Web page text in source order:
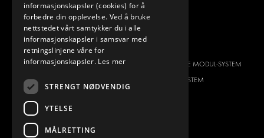
FLÅTESTYRING
SERVICE CENTER
BILTYPE
CITROËN
DACIA
FIAT
FORD
HYUNDAI
HVORFOR VELGE MODUL-SYSTEM
OM MODUL-SYSTEM
informasjonskapsler (cookies) for å
forbedre din opplevelse. Ved å bruke
nettstedet vårt samtykker du i alle
informasjonskapsler i samsvar med
retningslinjene våre for
informasjonskapsler. Les mer
STRENGT NØDVENDIG
YTELSE
MÅLRETTING